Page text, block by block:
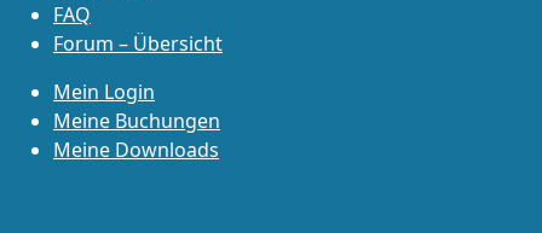
FAQ
Forum – Übersicht
Mein Login
Meine Buchungen
Meine Downloads